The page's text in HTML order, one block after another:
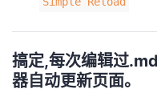
我
的
我
搞定,每次编辑过
器自动更新页面。